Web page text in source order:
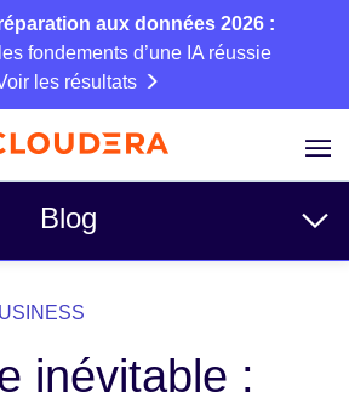
aux données 2026 :
fondements d’une IA réussie
les résultats
Blog
inévitable :